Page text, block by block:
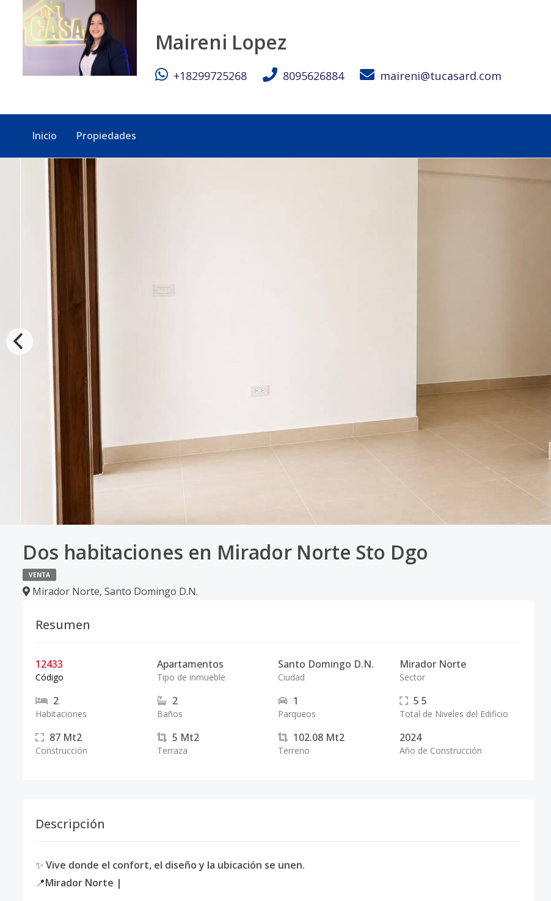
Maireni Lopez
+18299725268 8095626884 maireni@tucasard.com
Inicio Propiedades
Dos habitaciones en Mirador Norte Sto Dgo
VENTA
Mirador Norte, Santo Domingo D.N.
Resumen
12433
Código
Apartamentos
Tipo de inmueble
Santo Domingo D.N.
Ciudad
Mirador Norte
Sector
2
Habitaciones
2
Baños
1
Parqueos
5 5
Total de Niveles del Edificio
87 Mt2
Construcción
5 Mt2
Terraza
102.08 Mt2
Terreno
2024
Año de Construcción
Descripción
✨ Vive donde el confort, el diseño y la ubicación se unen.
📍Mirador Norte |
Dos habitaciones en Mirador Norte Sto Dgo - Tu Casa RD